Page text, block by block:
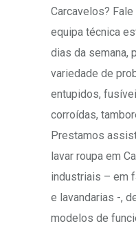
Carcavelos?
equipa técnica
dias da semana,
variedade de
entupidos,
corroídas,
Prestamos
lavar roupa em
industriais – em
e lavandarias -,
modelos de